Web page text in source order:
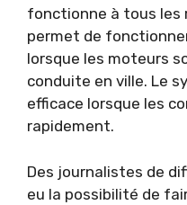
fonctionne à tous les
permet de
lorsque les moteurs
conduite en ville. Le
efficace lorsque les
rapidement.
Des journalistes de
eu la possibilité de